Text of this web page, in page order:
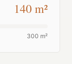
140m²
300 m²